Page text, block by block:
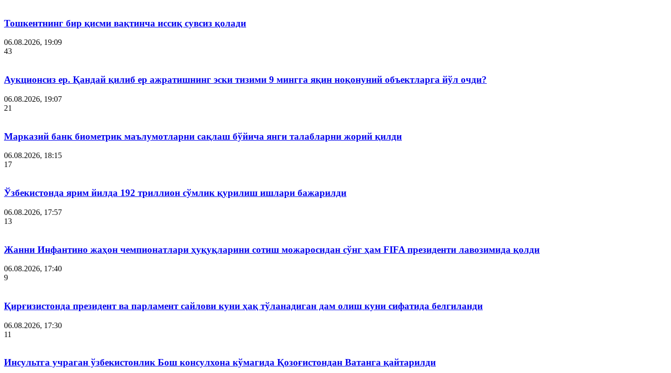
Тошкентнинг бир қисми вақтинча иссиқ сувсиз қолади
06.08.2026, 19:09
43
Аукционсиз ер. Қандай қилиб ер ажратишнинг эски тизими 9 мингга яқин ноқонуний объектларга йўл очди?
06.08.2026, 19:07
21
Марказий банк биометрик маълумотларни сақлаш бўйича янги талабларни жорий қилди
06.08.2026, 18:15
17
Ўзбекистонда ярим йилда 192 триллион сўмлик қурилиш ишлари бажарилди
06.08.2026, 17:57
13
Жанни Инфантино жаҳон чемпионатлари ҳуқуқларини сотиш можаросидан сўнг ҳам FIFA президенти лавозимида қолди
06.08.2026, 17:40
9
Қирғизистонда президент ва парламент сайлови куни ҳақ тўланадиган дам олиш куни сифатида белгиланди
06.08.2026, 17:30
11
Инсультга учраган ўзбекистонлик Бош консулхона кўмагида Қозоғистондан Ватанга қайтарилди